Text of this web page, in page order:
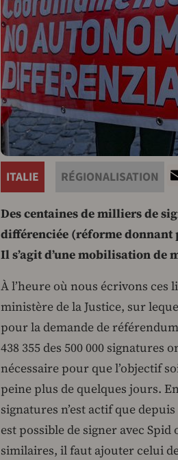
ITALIE RÉGIONALISATION
Des centaines de milliers de
différenciée (réforme
Il s’agit d’une mobilisation de
À l’heure où nous écrivons ces
ministère de la Justice, sur
pour la demande de
438 355 des 500 000 signatures
nécessaire pour que l’objectif
peine plus de quelques jours.
signatures n’est actif que
est possible de signer avec
similaires, il faut ajouter celui